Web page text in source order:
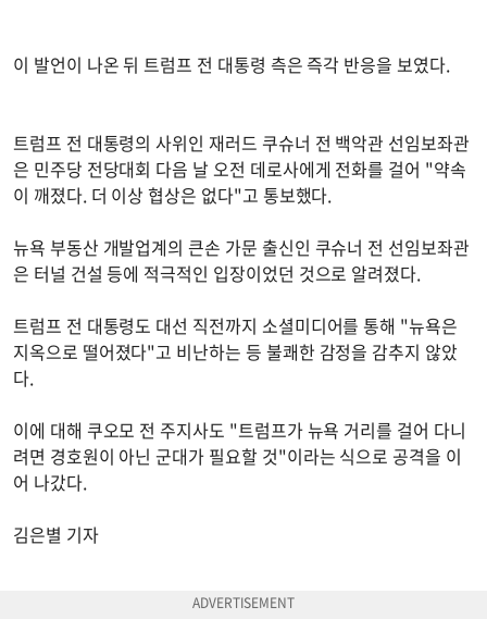
이 발언이 나온 뒤 트럼프 전 대통령 측은 즉각 반응을 보였다.
트럼프 전 대통령의 사위인 재러드 쿠슈너 전 백악관 선임보좌관
은 민주당 전당대회 다음 날 오전 데로사에게 전화를 걸어 "약속
이 깨졌다. 더 이상 협상은 없다"고 통보했다.
뉴욕 부동산 개발업계의 큰손 가문 출신인 쿠슈너 전 선임보좌관
은 터널 건설 등에 적극적인 입장이었던 것으로 알려졌다.
트럼프 전 대통령도 대선 직전까지 소셜미디어를 통해 "뉴욕은
지옥으로 떨어졌다"고 비난하는 등 불쾌한 감정을 감추지 않았
다.
이에 대해 쿠오모 전 주지사도 "트럼프가 뉴욕 거리를 걸어 다니
려면 경호원이 아닌 군대가 필요할 것"이라는 식으로 공격을 이
어 나갔다.
김은별 기자